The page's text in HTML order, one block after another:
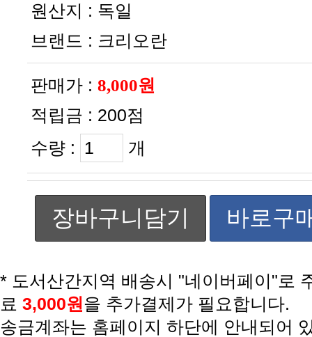
원산지 : 독일
브랜드 : 크리오란
판매가 : 8,000원
적립금 : 200점
수량 :
개
장바구니담기 바로구
료 3,000원 을 추가결제가 필요합니다.
송금계좌는 홈페이지 하단에 안내되어